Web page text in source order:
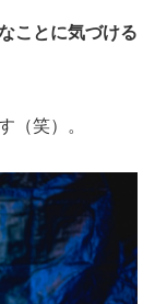
ことに気づける
（笑）。